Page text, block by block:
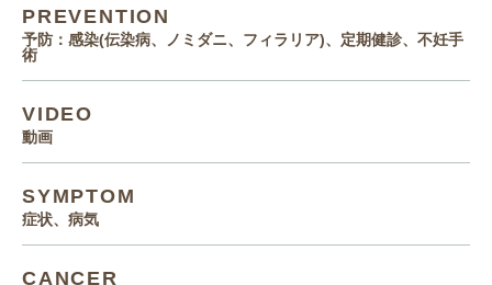
PREVENTION
予防：感染(伝染病、ノミダニ、フィラリア)、定期健診、不妊手
術
VIDEO
動画
SYMPTOM
症状、病気
CANCER